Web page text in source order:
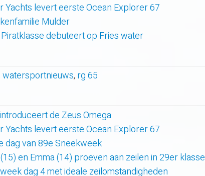
Yachts levert eerste Ocean Explorer 67
Mulder
debuteert op Fries water
watersportnieuws, rg 65
de Zeus Omega
Yachts levert eerste Ocean Explorer 67
dag van 89e Sneekweek
en Emma (14) proeven aan zeilen in 29er klasse
dag 4 met ideale zeilomstandigheden